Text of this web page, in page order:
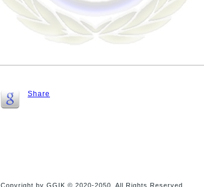
Share
Copyright by GGIK © 2020-2050. All Rights Reserved.